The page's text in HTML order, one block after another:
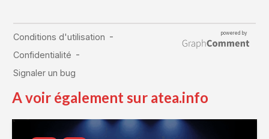
A voir également sur atea.info